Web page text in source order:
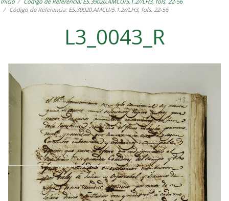
Código de Referencia: ES.39020.AMCU/5.1.2//LH3, fols. 22-56
L3_0043_R